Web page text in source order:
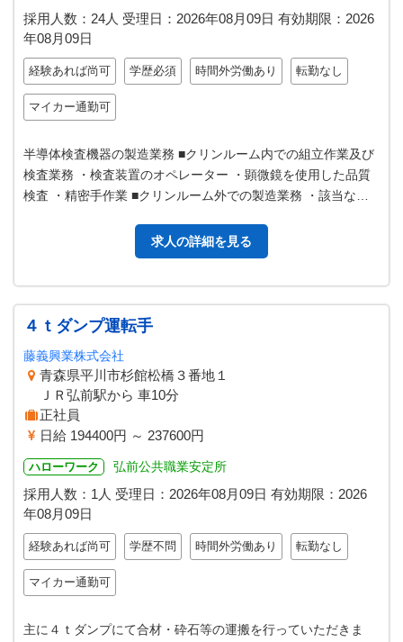
採用人数：24人 受理日： 2026年08月09日 有効期限： 2026
年08月09日
経験あれば尚可 学歴必須 時間外労働あり 転勤なし
マイカー通勤可
半導体検査機器の製造業務 ■クリンルーム内での組立作業及び
検査業務 ・検査装置のオペレーター ・顕微鏡を使用した品質
検査 ・精密手作業 ■クリンルーム外での製造業務 ・該当なし
求人の詳細を見る
４ｔダンプ運転手
藤義興業株式会社
青森県平川市杉館松橋３番地１
ＪＲ弘前駅から 車10分
正社員
日給 194400円 ～ 237600円
ハローワーク 弘前公共職業安定所
採用人数：1人 受理日： 2026年08月09日 有効期限： 2026
年08月09日
経験あれば尚可 学歴不問 時間外労働あり 転勤なし
マイカー通勤可
主に４ｔダンプにて合材・砕石等の運搬を行っていただきま